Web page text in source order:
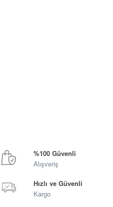
%100 Güvenli
Alışveriş
Hızlı ve Güvenli
Kargo